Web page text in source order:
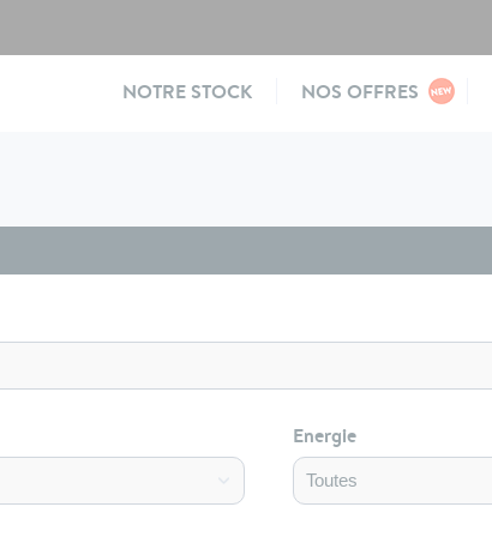
Main
NOTRE STOCK NOS OFFRES
Energie